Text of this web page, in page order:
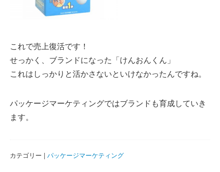
これで売上復活です！
せっかく、ブランドになった「けんおんくん」
これはしっかりと活かさないといけなかったんですね。
パッケージマーケティングではブランドも育成していき
ます。
カテゴリー | パッケージマーケティング